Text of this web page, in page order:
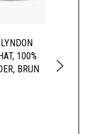
100%
BRUN